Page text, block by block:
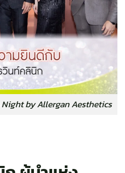
by Allergan Aesthetics